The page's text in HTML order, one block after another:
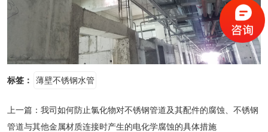
标签： 薄壁不锈钢水管
上一篇： 我司如何防止氯化物对不锈钢管道及其配件的腐蚀、不锈钢
管道与其他金属材质连接时产生的电化学腐蚀的具体措施